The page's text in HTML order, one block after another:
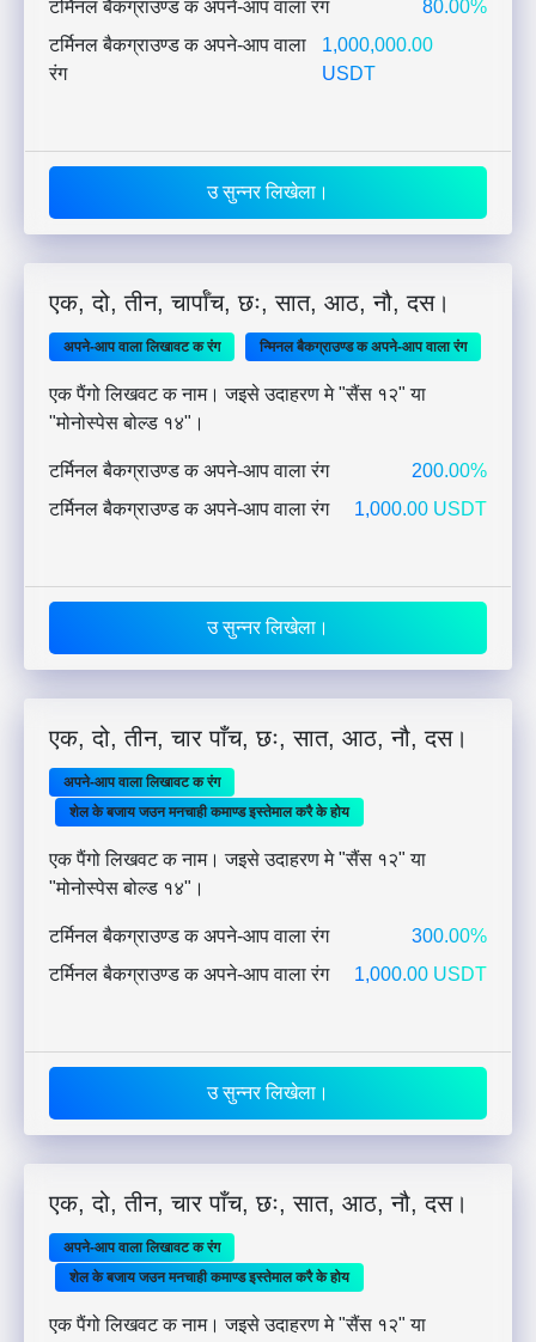
टर्मिनल बैकग्राउण्ड क अपने-आप वाला रंग
80.00%
टर्मिनल बैकग्राउण्ड क अपने-आप वाला
रंग
1,000,000.00
USDT
उ सुन्नर लिखेला।
एक, दो, तीन, चार्पाँच, छः, सात, आठ, नौ, दस।
अपने-आप वाला लिखावट क रंग न्मिनल बैकग्राउण्ड क अपने-आप वाला रंग
एक पैंगो लिखवट क नाम। जइसे उदाहरण मे "सैंस १२" या
"मोनोस्पेस बोल्ड १४"।
टर्मिनल बैकग्राउण्ड क अपने-आप वाला रंग
200.00%
टर्मिनल बैकग्राउण्ड क अपने-आप वाला रंग
1,000.00 USDT
उ सुन्नर लिखेला।
एक, दो, तीन, चार पाँच, छः, सात, आठ, नौ, दस।
अपने-आप वाला लिखावट क रंग
शेल के बजाय जउन मनचाही कमाण्ड इस्तेमाल करै के होय
एक पैंगो लिखवट क नाम। जइसे उदाहरण मे "सैंस १२" या
"मोनोस्पेस बोल्ड १४"।
टर्मिनल बैकग्राउण्ड क अपने-आप वाला रंग
300.00%
टर्मिनल बैकग्राउण्ड क अपने-आप वाला रंग
1,000.00 USDT
उ सुन्नर लिखेला।
एक, दो, तीन, चार पाँच, छः, सात, आठ, नौ, दस।
अपने-आप वाला लिखावट क रंग
शेल के बजाय जउन मनचाही कमाण्ड इस्तेमाल करै के होय
एक पैंगो लिखवट क नाम। जइसे उदाहरण मे "सैंस १२" या